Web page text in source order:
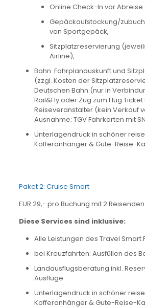
Online Check-In vor Abreise
Gepäckaufstockung/
von Sportgepäck,
Sitzplatzreservierung
Airline),
Bahn: Fahrplanauskunft und
(zzgl. Kosten der
Deutschen Bahn (nur in
Rail&Fly oder Zug zum Flug
Reiseveranstalter (kein Verkauf
Ausnahme: TGV Fahrkarten mit
Unterlagendruck in schöner
Kofferanhänger & Gute-Reise-
Paket 2: Cruise Smart
EUR 29,- pro Buchung mit 2
Diese Services sind inklusive:
Alle Leistungen des Travel Smart
bei Kreuzfahrten: Ausfüllen des
Landausflugsberatung inkl.
Ausflüge
Unterlagendruck in schöner
Kofferanhänger & Gute-Reise-